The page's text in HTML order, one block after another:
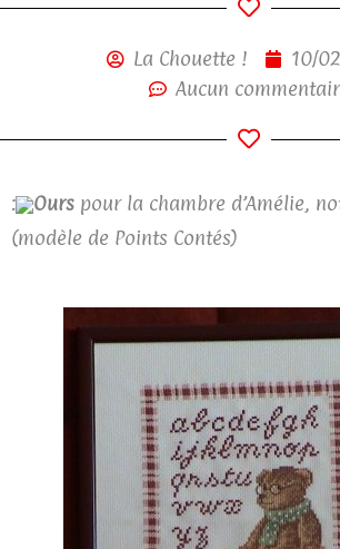
La Chouette !
10/
Aucun
: Ours pour la chambre d’Amélie,
(modèle de Points Contés)